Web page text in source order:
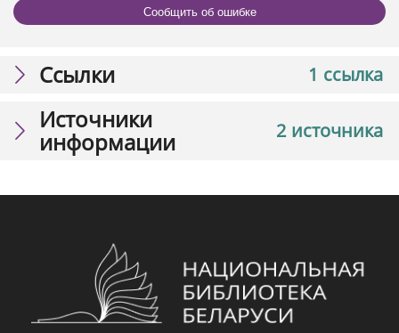
Сообщить об ошибке
1 ссылка
Ссылки
2 источника
Источники
информации